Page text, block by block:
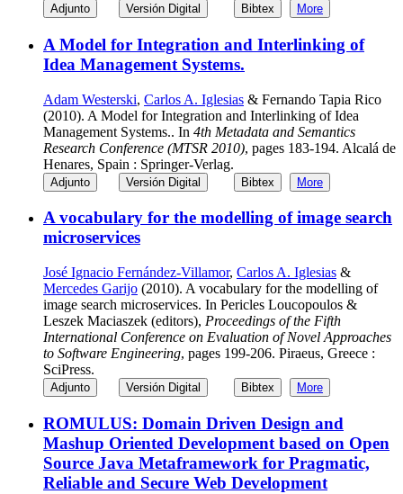
Adjunto Versión Digital Bibtex More
A Model for Integration and Interlinking of
Idea Management Systems.
Adam Westerski, Carlos A. Iglesias & Fernando Tapia Rico
(2010). A Model for Integration and Interlinking of Idea
Management Systems.. In 4th Metadata and Semantics
Research Conference (MTSR 2010), pages 183-194. Alcalá de
Henares, Spain : Springer-Verlag.
Adjunto Versión Digital Bibtex More
A vocabulary for the modelling of image search
microservices
José Ignacio Fernández-Villamor, Carlos A. Iglesias &
Mercedes Garijo (2010). A vocabulary for the modelling of
image search microservices. In Pericles Loucopoulos &
Leszek Maciaszek (editors), Proceedings of the Fifth
International Conference on Evaluation of Novel Approaches
to Software Engineering, pages 199-206. Piraeus, Greece :
SciPress.
Adjunto Versión Digital Bibtex More
ROMULUS: Domain Driven Design and
Mashup Oriented Development based on Open
Source Java Metaframework for Pragmatic,
Reliable and Secure Web Development